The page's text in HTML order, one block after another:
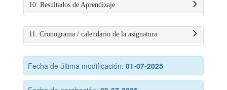
10. Resultados de Aprendizaje
11. Cronograma / calendario de la asignatura
Fecha de última modificación: 01-07-2025